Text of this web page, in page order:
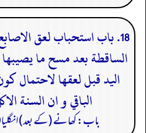
18. باب استحباب لعق
الساقطة بعد مسح ما
اليد قبل لعقها لاحتمال
الباقي و ان السنة
باب: کھانے (کے بعد)